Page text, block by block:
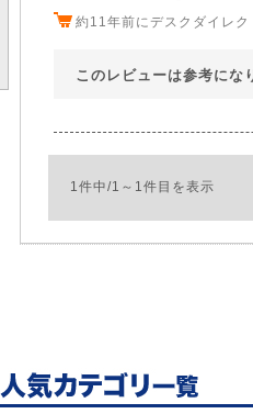
約11年前にデスクダイレク
このレビューは参考にな
1件中/1～1件目を表示